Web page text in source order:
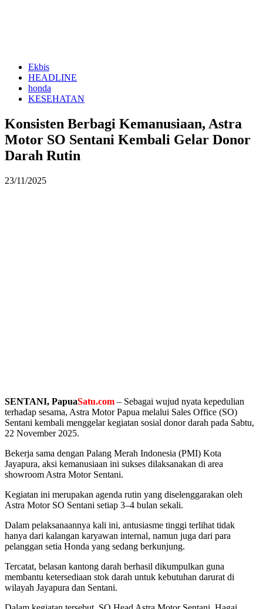
Ekbis
HEADLINE
honda
KESEHATAN
Konsisten Berbagi Kemanusiaan, Astra
Motor SO Sentani Kembali Gelar Donor
Darah Rutin
23/11/2025
SENTANI, PapuaSatu.com – Sebagai wujud nyata kepedulian
terhadap sesama, Astra Motor Papua melalui Sales Office (SO)
Sentani kembali menggelar kegiatan sosial donor darah pada Sabtu,
22 November 2025.
Bekerja sama dengan Palang Merah Indonesia (PMI) Kota
Jayapura, aksi kemanusiaan ini sukses dilaksanakan di area
showroom Astra Motor Sentani.
Kegiatan ini merupakan agenda rutin yang diselenggarakan oleh
Astra Motor SO Sentani setiap 3–4 bulan sekali.
Dalam pelaksanaannya kali ini, antusiasme tinggi terlihat tidak
hanya dari kalangan karyawan internal, namun juga dari para
pelanggan setia Honda yang sedang berkunjung.
Tercatat, belasan kantong darah berhasil dikumpulkan guna
membantu ketersediaan stok darah untuk kebutuhan darurat di
wilayah Jayapura dan Sentani.